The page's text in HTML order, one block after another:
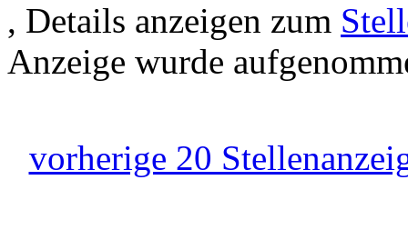
, Details anzeigen zum
Anzeige wurde
vorherige 20